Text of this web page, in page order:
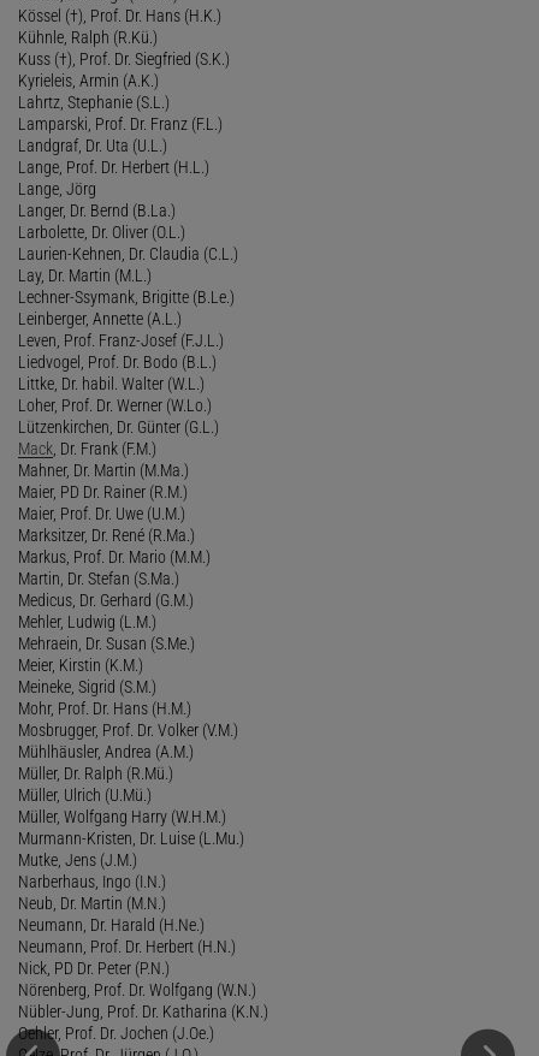
Kössel (†), Prof. Dr. Hans (H.K.)
Kühnle, Ralph (R.Kü.)
Kuss (†), Prof. Dr. Siegfried (S.K.)
Kyrieleis, Armin (A.K.)
Lahrtz, Stephanie (S.L.)
Lamparski, Prof. Dr. Franz (F.L.)
Landgraf, Dr. Uta (U.L.)
Lange, Prof. Dr. Herbert (H.L.)
Lange, Jörg
Langer, Dr. Bernd (B.La.)
Larbolette, Dr. Oliver (O.L.)
Laurien-Kehnen, Dr. Claudia (C.L.)
Lay, Dr. Martin (M.L.)
Lechner-Ssymank, Brigitte (B.Le.)
Leinberger, Annette (A.L.)
Leven, Prof. Franz-Josef (F.J.L.)
Liedvogel, Prof. Dr. Bodo (B.L.)
Littke, Dr. habil. Walter (W.L.)
Loher, Prof. Dr. Werner (W.Lo.)
Lützenkirchen, Dr. Günter (G.L.)
Mack , Dr. Frank (F.M.)
Mahner, Dr. Martin (M.Ma.)
Maier, PD Dr. Rainer (R.M.)
Maier, Prof. Dr. Uwe (U.M.)
Marksitzer, Dr. René (R.Ma.)
Markus, Prof. Dr. Mario (M.M.)
Martin, Dr. Stefan (S.Ma.)
Medicus, Dr. Gerhard (G.M.)
Mehler, Ludwig (L.M.)
Mehraein, Dr. Susan (S.Me.)
Meier, Kirstin (K.M.)
Meineke, Sigrid (S.M.)
Mohr, Prof. Dr. Hans (H.M.)
Mosbrugger, Prof. Dr. Volker (V.M.)
Mühlhäusler, Andrea (A.M.)
Müller, Dr. Ralph (R.Mü.)
Müller, Ulrich (U.Mü.)
Müller, Wolfgang Harry (W.H.M.)
Murmann-Kristen, Dr. Luise (L.Mu.)
Mutke, Jens (J.M.)
Narberhaus, Ingo (I.N.)
Neub, Dr. Martin (M.N.)
Neumann, Dr. Harald (H.Ne.)
Neumann, Prof. Dr. Herbert (H.N.)
Nick, PD Dr. Peter (P.N.)
Nörenberg, Prof. Dr. Wolfgang (W.N.)
Nübler-Jung, Prof. Dr. Katharina (K.N.)
Oehler, Prof. Dr. Jochen (J.Oe.)